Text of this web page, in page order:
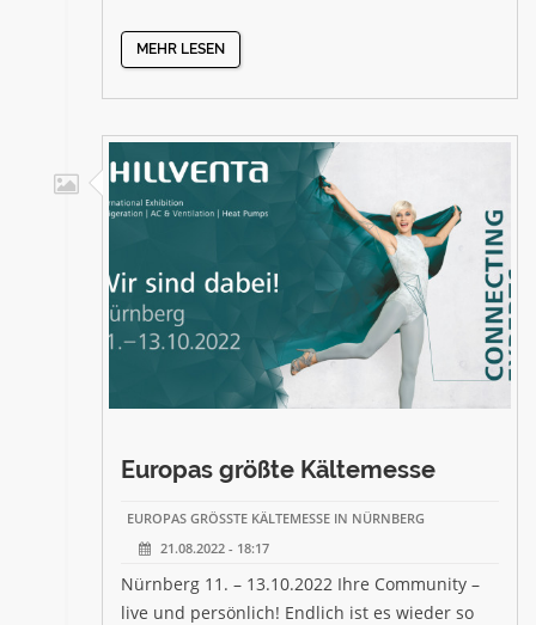
MEHR LESEN
Europas größte Kältemesse
EUROPAS GRÖSSTE KÄLTEMESSE IN NÜRNBERG
21.08.2022 - 18:17
Nürnberg 11. – 13.10.2022 Ihre Community –
live und persönlich! Endlich ist es wieder so